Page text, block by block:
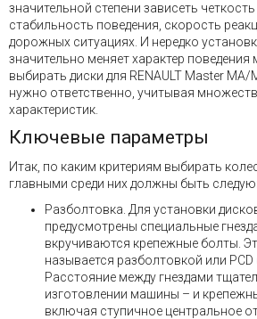
значительной степени зависеть
стабильность поведения, скорость
дорожных ситуациях. И нередко
значительно меняет характер
выбирать диски для RENAULT Master
нужно ответственно, учитывая
характеристик.
Ключевые параметры
Итак, по каким критериям выбирать
главными среди них должны быть
Разболтовка. Для установки
предусмотрены специальные
вкручиваются крепежные болты.
называется разболтовкой или PCD
Расстояние между гнездами
изготовлении машины – и
включая ступичное центральное